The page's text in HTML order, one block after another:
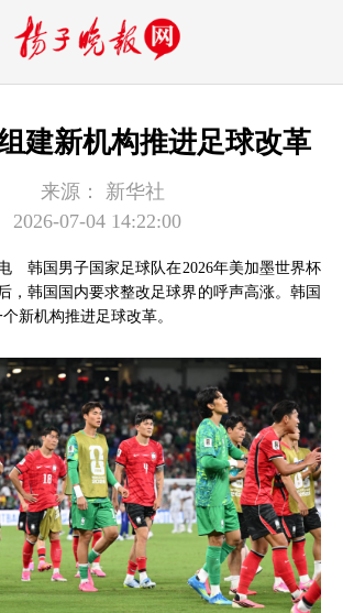
建新机构推进足球改革
来源：
新华社
2026-07-04 14:22:00
韩国男子国家足球队在2026年美加墨世界杯
，韩国国内要求整改足球界的呼声高涨。韩国
新机构推进足球改革。